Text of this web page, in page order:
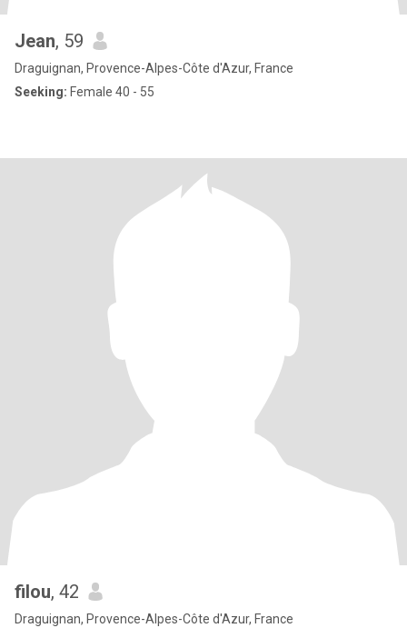
Jean, 59
Draguignan, Provence-Alpes-Côte d'Azur, France
Seeking: Female 40 - 55
filou, 42
Draguignan, Provence-Alpes-Côte d'Azur, France